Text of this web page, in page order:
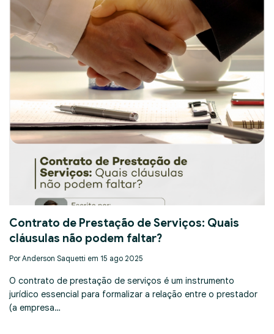
Contrato de Prestação de Serviços: Quais
cláusulas não podem faltar?
Por Anderson Saquetti em 15 ago 2025
O contrato de prestação de serviços é um instrumento
jurídico essencial para formalizar a relação entre o prestador
(a empresa…